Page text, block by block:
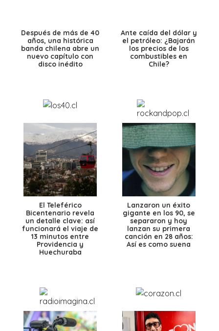
Después de más de 40
años, una histórica
banda chilena abre un
nuevo capítulo con
disco inédito
Ante caída del dólar y
el petróleo: ¿Bajarán
los precios de los
combustibles en
Chile?
El Teleférico
Bicentenario revela
un detalle clave: así
funcionará el viaje de
13 minutos entre
Providencia y
Huechuraba
Lanzaron un éxito
gigante en los 90, se
separaron y hoy
lanzan su primera
canción en 28 años:
Así es como suena